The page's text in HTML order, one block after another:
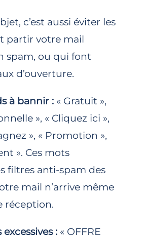
c’est aussi éviter les
partir votre mail
spam, ou qui font
d’ouverture.
à bannir :« Gratuit »,
», « Cliquez ici »,
», « Promotion »,
». Ces mots
filtres anti-spam des
mail n’arrive même
réception.
:« OFFRE